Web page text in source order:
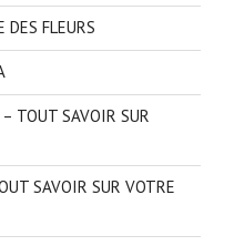
FLEURS
TOUT SAVOIR SUR
SAVOIR SUR VOTRE